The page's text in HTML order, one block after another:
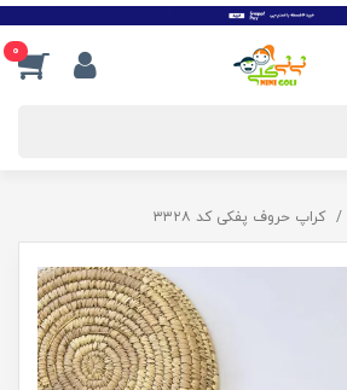
0
کراپ حروف پفکی کد ۳۳۲۸